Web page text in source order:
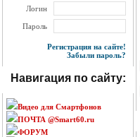
Логин
Пароль
Регистрация на сайте!
Забыли пароль?
Навигация по сайту:
Видео для Смартфонов
ПОЧТА @Smart60.ru
ФОРУМ